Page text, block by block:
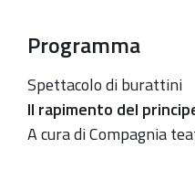
Molinari
-
loc.
Madonna
Prati
Programma
Spettacolo di burattini
Il rapimento del
A cura di Compagnia